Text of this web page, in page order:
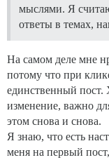
мыслями. Я
ответы в темах,
На самом деле мне
потому что при
единственный пост.
изменение, важно
этом снова и снова.
Я знаю, что есть
меня на первый